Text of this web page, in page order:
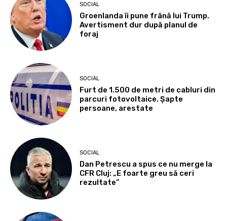
SOCIAL
Groenlanda îi pune frână lui Trump.
Avertisment dur după planul de
foraj
SOCIAL
Furt de 1.500 de metri de cabluri din
parcuri fotovoltaice. Șapte
persoane, arestate
SOCIAL
Dan Petrescu a spus ce nu merge la
CFR Cluj: „E foarte greu să ceri
rezultate”